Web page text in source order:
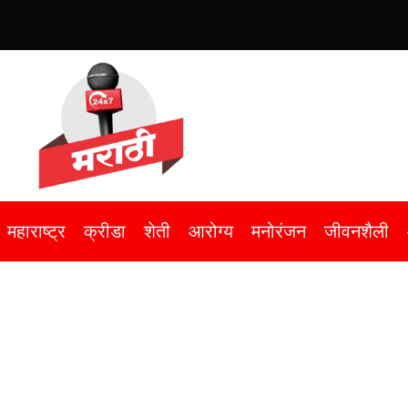
महाराष्ट्र क्रीडा शेती आरोग्य मनोरंजन जीवनशैली